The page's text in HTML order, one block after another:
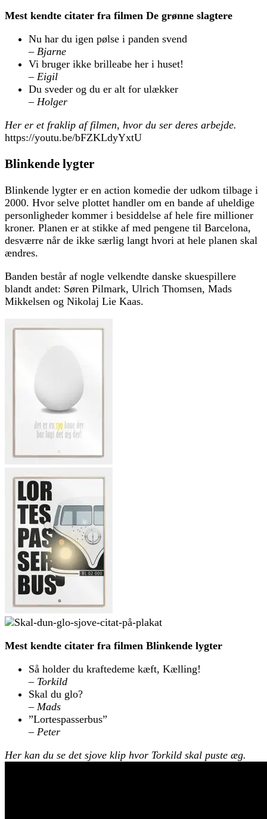
Mest kendte citater fra filmen De grønne slagtere
Nu har du igen pølse i panden svend
– Bjarne
Vi bruger ikke brilleabe her i huset!
– Eigil
Du sveder og du er alt for ulækker
– Holger
Her er et fraklip af filmen, hvor du ser deres arbejde.
https://youtu.be/bFZKLdyYxtU
Blinkende lygter
Blinkende lygter er en action komedie der udkom tilbage i
2000. Hvor selve plottet handler om en bande af uheldige
personligheder kommer i besiddelse af hele fire millioner
kroner. Planen er at stikke af med pengene til Barcelona,
desværre når de ikke særlig langt hvori at hele planen skal
ændres.
Banden består af nogle velkendte danske skuespillere
blandt andet: Søren Pilmark, Ulrich Thomsen, Mads
Mikkelsen og Nikolaj Lie Kaas.
Mest kendte citater fra filmen Blinkende lygter
Så holder du kraftedeme kæft, Kælling!
– Torkild
Skal du glo?
– Mads
”Lortespasserbus”
– Peter
Her kan du se det sjove klip hvor Torkild skal puste æg.